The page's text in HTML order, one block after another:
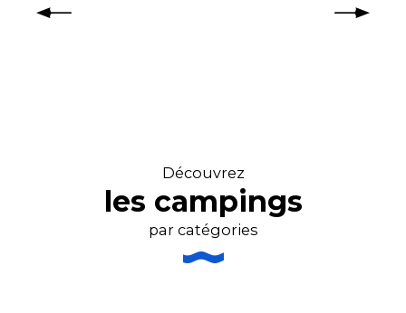
Découvrez
les campings
par catégories